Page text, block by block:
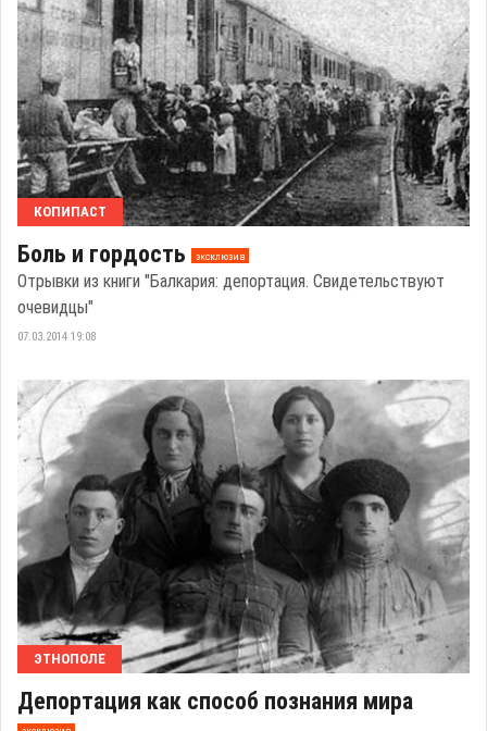
КОПИПАСТ
Боль и гордость эксклюзив
Отрывки из книги "Балкария: депортация. Свидетельствуют
очевидцы"
07.03.2014 19:08
ЭТНОПОЛЕ
Депортация как способ познания мира